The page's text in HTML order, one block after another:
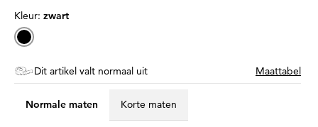
Kleur: zwart
Dit artikel valt normaal uit Maattabel
Normale maten Korte maten